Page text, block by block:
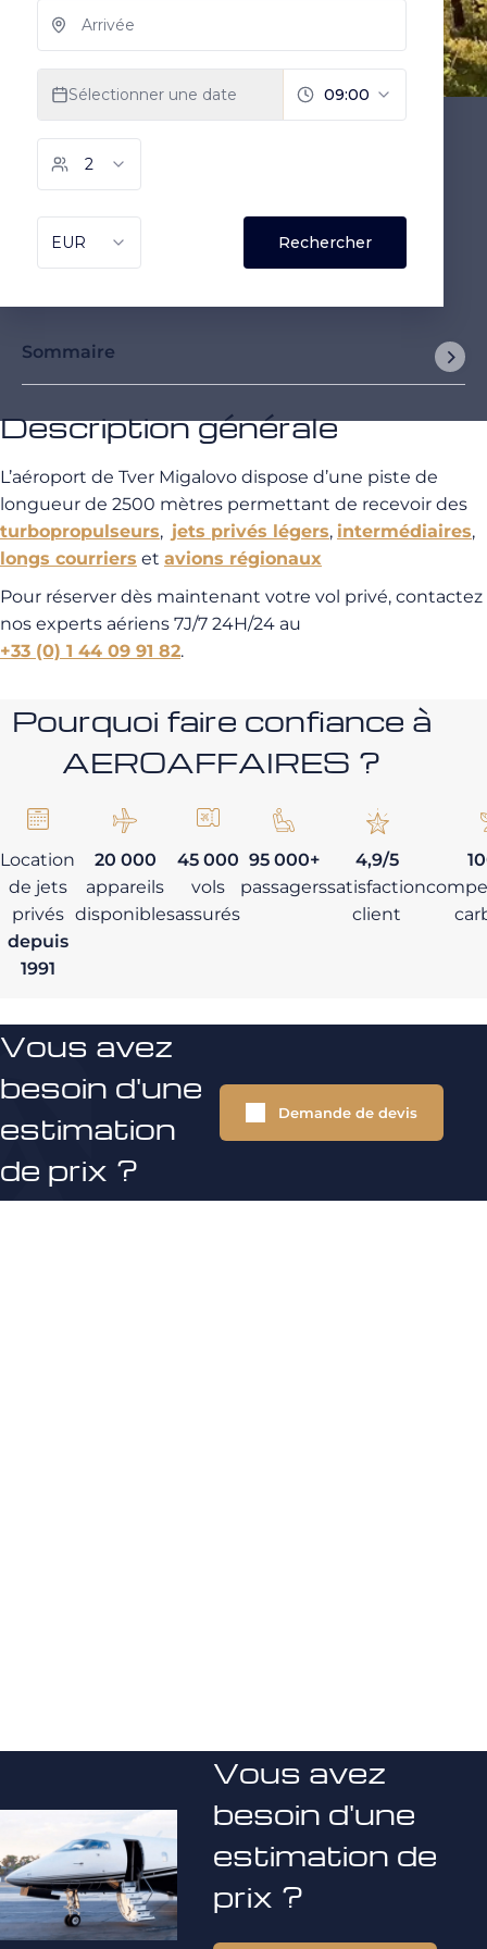
Sommaire
Description générale
L’aéroport de Tver Migalovo dispose d’une piste de
longueur de 2500 mètres permettant de recevoir des
turbopropulseurs, jets privés légers, intermédiaires,
longs courriers et avions régionaux
Pour réserver dès maintenant votre vol privé, contactez
nos experts aériens 7J/7 24H/24 au
+33 (0) 1 44 09 91 82.
Pourquoi faire confiance à
AEROAFFAIRES ?
Location
de jets
privés
depuis
1991
20 000
appareils
disponibles
45 000
vols
assurés
95 000+
passagers
4,9/5
satisfaction
client
Vous avez
besoin d'une
estimation
de prix ?
Demande de devis
Vous avez
besoin d'une
estimation de
prix ?